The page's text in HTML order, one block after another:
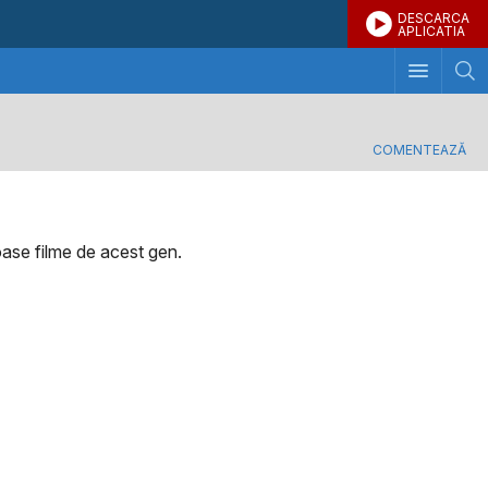
DESCARCA
APLICATIA
COMENTEAZĂ
filme de acest gen.